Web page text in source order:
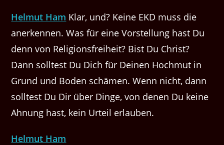
Helmut Ham Klar, und? Keine EKD muss die
anerkennen. Was für eine Vorstellung hast Du
denn von Religionsfreiheit? Bist Du Christ?
Dann solltest Du Dich für Deinen Hochmut in
Grund und Boden schämen. Wenn nicht, dann
solltest Du Dir über Dinge, von denen Du keine
Ahnung hast, kein Urteil erlauben.
Helmut Ham